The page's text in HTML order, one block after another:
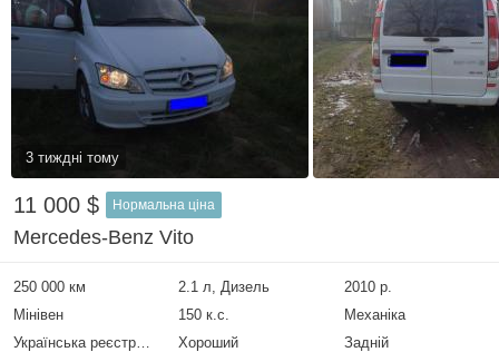
3 тиждні тому
11 000 $ Нормальна ціна
Mercedes-Benz Vito
250 000 км 2.1 л, Дизель
2010 р.
Мінівен
150 к.с.
Механіка
Українська реєстрація
Хороший Задній